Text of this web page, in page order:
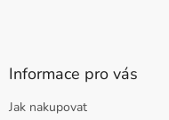
Informace pro vás
Jak nakupovat